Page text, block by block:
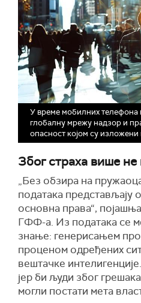
У време мобилних телефона
глобалну мрежу надзор и
опасност којом су
Због страха више
„Без обзира на
података
основна права“,
ГФФ-а. Из података се
знање: генерисањем
проценом одређених
вештачке
јер би људи због
могли постати мета